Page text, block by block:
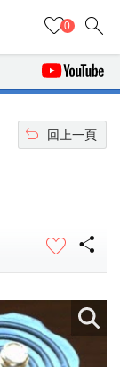
0 search
undo 回上一頁
share